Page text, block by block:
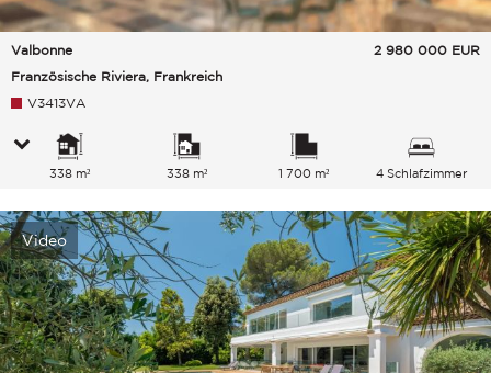
Valbonne
Französische Riviera, Frankreich
2 980 000 EUR
V3413VA
338 m² 338 m² 1 700 m² 4 Schlafzimmer
Video